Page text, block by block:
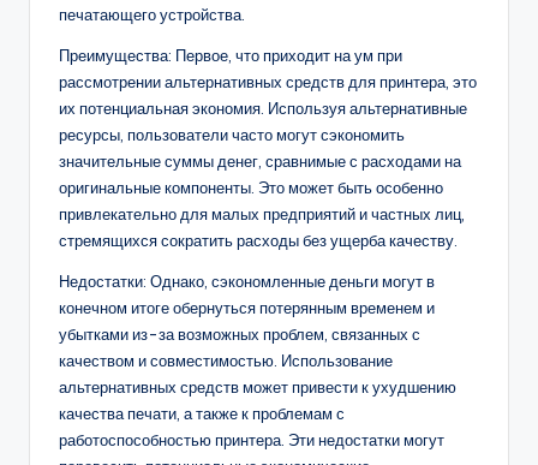
печатающего устройства.
Преимущества: Первое, что приходит на ум при
рассмотрении альтернативных средств для принтера, это
их потенциальная экономия. Используя альтернативные
ресурсы, пользователи часто могут сэкономить
значительные суммы денег, сравнимые с расходами на
оригинальные компоненты. Это может быть особенно
привлекательно для малых предприятий и частных лиц,
стремящихся сократить расходы без ущерба качеству.
Недостатки: Однако, сэкономленные деньги могут в
конечном итоге обернуться потерянным временем и
убытками из-за возможных проблем, связанных с
качеством и совместимостью. Использование
альтернативных средств может привести к ухудшению
качества печати, а также к проблемам с
работоспособностью принтера. Эти недостатки могут